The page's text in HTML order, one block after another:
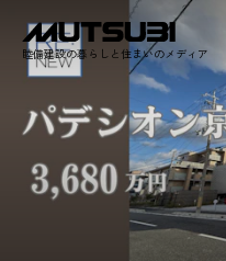
睦備建設の暮らしと住まいのメディア